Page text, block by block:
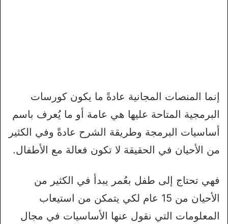
إنما المنصات المجانية عادةً ما يكون كورسات
البرمجية المتاحة عليها هي عامة أو ما يُعرف باسم
أساسيات البرمجة وطريقة الشرح عادةً وفي الكثير
من الأحيان في الحقيقة لا تكون فعالة مع الأطفال.
فهي تحتاج إلى طفل بعُمر يبدأ في الكثير من
الأحيان من 15 عام لكي يتمكن من استيعاب
المعلومات التي نقول عنها الأساسيات في مجال